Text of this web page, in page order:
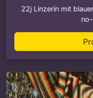
22j Linzerin mit